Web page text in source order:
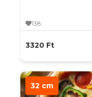
138
3320 Ft
32 cm